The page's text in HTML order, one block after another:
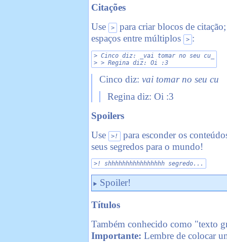
Citações
Use
> para criar blocos de
espaços entre múltiplos
> :
> Cinco diz: _vai tomar no seu cu_
> > Regina diz: Oi :3
Cinco diz: vai tomar no seu cu
Regina diz: Oi :3
Spoilers
Use
>! para esconder os
seus segredos para o mundo!
>! shhhhhhhhhhhhhhhh segredo...
Spoiler!
Títulos
Também conhecido como "texto
Importante: Lembre de colocar